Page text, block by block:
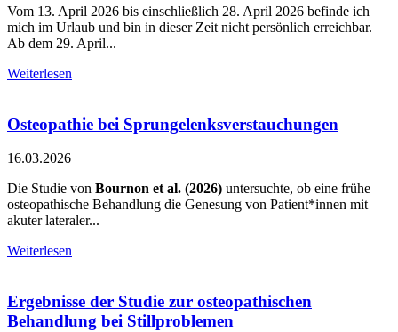
Vom 13. April 2026 bis einschließlich 28. April 2026 befinde ich
mich im Urlaub und bin in dieser Zeit nicht persönlich erreichbar.
Ab dem 29. April...
Weiterlesen
Osteopathie bei Sprungelenksverstauchungen
16.03.2026
Die Studie von Bournon et al. (2026) untersuchte, ob eine frühe
osteopathische Behandlung die Genesung von Patient*innen mit
akuter lateraler...
Weiterlesen
Ergebnisse der Studie zur osteopathischen
Behandlung bei Stillproblemen